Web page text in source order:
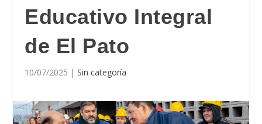
Educativo Integral
de El Pato
10/07/2025 |Sin categoría